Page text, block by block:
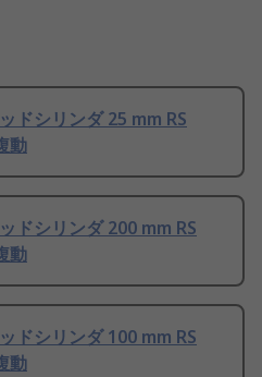
ドシリンダ 25 mm RS
動
ドシリンダ 200 mm RS
動
ドシリンダ 100 mm RS
動